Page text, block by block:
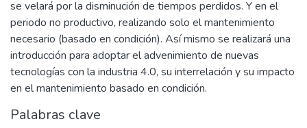
se velará por la disminución de tiempos perdidos. Y en el
periodo no productivo, realizando solo el mantenimiento
necesario (basado en condición). Así mismo se realizará una
introducción para adoptar el advenimiento de nuevas
tecnologías con la industria 4.0, su interrelación y su impacto
en el mantenimiento basado en condición.
Palabras clave